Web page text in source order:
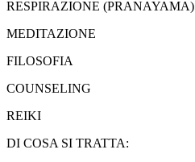
RESPIRAZIONE (PRANAYAMA)
MEDITAZIONE
FILOSOFIA
COUNSELING
REIKI
DI COSA SI TRATTA: